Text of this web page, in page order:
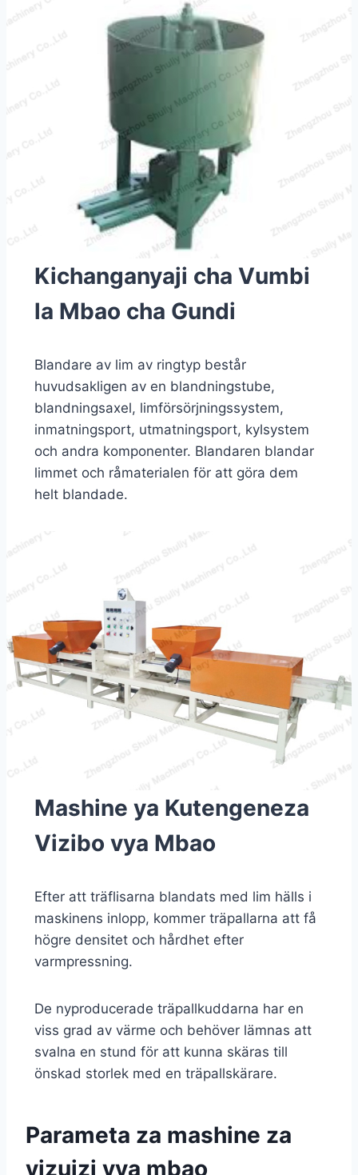
Kichanganyaji cha Vumbi
la Mbao cha Gundi
Blandare av lim av ringtyp består
huvudsakligen av en blandningstube,
blandningsaxel, limförsörjningssystem,
inmatningsport, utmatningsport, kylsystem
och andra komponenter. Blandaren blandar
limmet och råmaterialen för att göra dem
helt blandade.
Mashine ya Kutengeneza
Vizibo vya Mbao
Efter att träflisarna blandats med lim hälls i
maskinens inlopp, kommer träpallarna att få
högre densitet och hårdhet efter
varmpressning.
De nyproducerade träpallkuddarna har en
viss grad av värme och behöver lämnas att
svalna en stund för att kunna skäras till
önskad storlek med en träpallskärare.
Parameta za mashine za
vizuizi vya mbao